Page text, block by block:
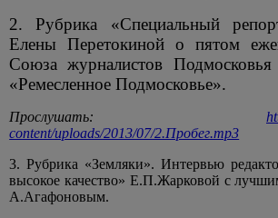
2. Рубрика «Специальный
Елены Перетокиной о пятом
Союза журналистов
«Ремесленное Подмосковье».
Прослушать:
content/uploads/2013/07/2.Пробег.mp3
3. Рубрика «Земляки». Интервью
высокое качество» Е.П.Жарковой с
А.Агафоновым.